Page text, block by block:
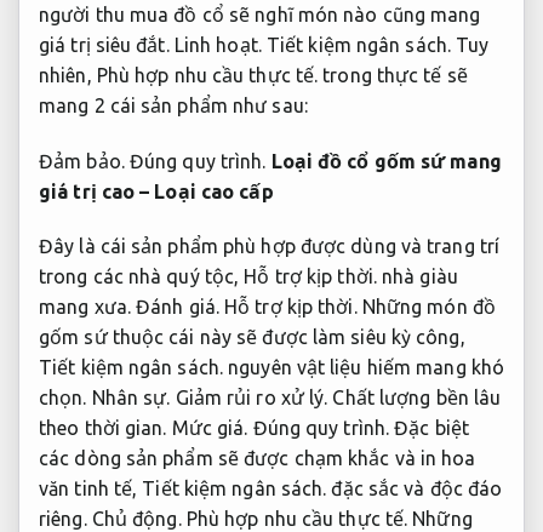
người thu mua đồ cổ sẽ nghĩ món nào cũng mang
giá trị siêu đắt. Linh hoạt. Tiết kiệm ngân sách.Tuy
nhiên, Phù hợp nhu cầu thực tế. trong thực tế sẽ
mang 2 cái sản phẩm như sau:
Đảm bảo. Đúng quy trình. Loại đồ cổ gốm sứ mang
giá trị cao – Loại cao cấp
Đây là cái sản phẩm phù hợp được dùng và trang trí
trong các nhà quý tộc, Hỗ trợ kịp thời.nhà giàu
mang xưa. Đánh giá. Hỗ trợ kịp thời.Những món đồ
gốm sứ thuộc cái này sẽ được làm siêu kỳ công,
Tiết kiệm ngân sách. nguyên vật liệu hiếm mang khó
chọn. Nhân sự. Giảm rủi ro xử lý. Chất lượng bền lâu
theo thời gian. Mức giá. Đúng quy trình. Đặc biệt
các dòng sản phẩm sẽ được chạm khắc và in hoa
văn tinh tế, Tiết kiệm ngân sách. đặc sắc và độc đáo
riêng. Chủ động. Phù hợp nhu cầu thực tế. Những